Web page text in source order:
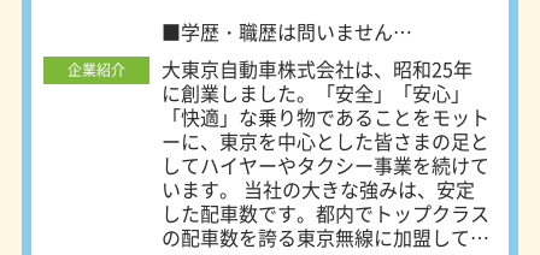
証実験開始】 タクシー業界では、ド
ライバーの人材不足によって、年々稼
働率が下がり続けています。一方で、
日本を訪れる観光客の数は増え続けて
いる状況。タクシーの需要に対して供
給が追いつかなくなっているのです。
日の丸交通では、タクシーの供給量不
足を解決するため、自動運転商用化の
実現へ向けて動き出しました。自動運
転技術開発ZMPと提携し、実証実験を
■学歴・職歴は問いません
二種免許をお持ちでなくてもOK！
企業紹介
大東京自動車株式会社は、昭和25年
に創業しました。「安全」「安心」
「快適」な乗り物であることをモット
ーに、東京を中心とした皆さまの足と
してハイヤーやタクシー事業を続けて
います。 当社の大きな強みは、安定
した配車数です。都内でトップクラス
の配車数を誇る東京無線に加盟してい